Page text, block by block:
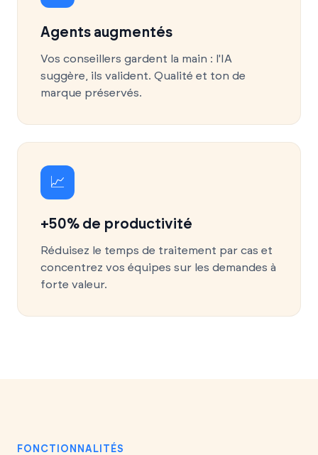
Agents augmentés
Vos conseillers gardent la main : l'IA
suggère, ils valident. Qualité et ton de
marque préservés.
📈
+50% de productivité
Réduisez le temps de traitement par cas et
concentrez vos équipes sur les demandes à
forte valeur.
FONCTIONNALITÉS